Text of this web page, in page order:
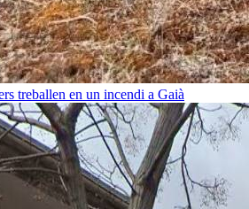
treballen en un incendi a Gaià